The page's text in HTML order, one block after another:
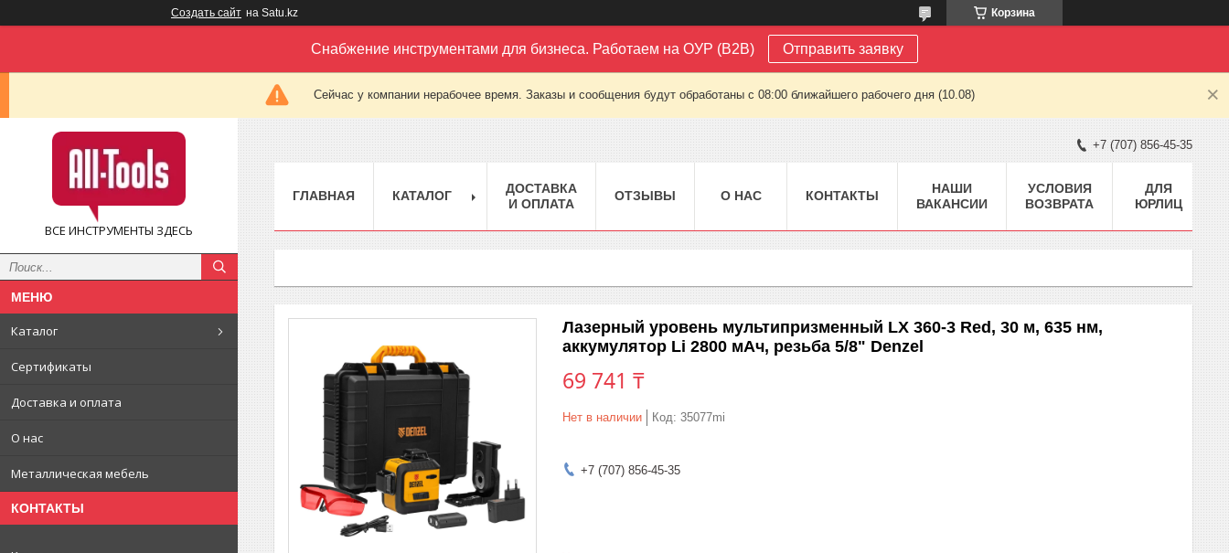
Создать сайт на Satu.kz Корзина
Снабжение инструментами для бизнеса. Работаем на ОУР (B2B) Отправить заявку
Сейчас у компании нерабочее время. Заказы и сообщения будут обработаны с 08:00 ближайшего рабочего дня (10.08)
ВСЕ ИНСТРУМЕНТЫ ЗДЕСЬ
Каталог
Сертификаты
Доставка и оплата
О нас
Металлическая мебель
КОНТАКТЫ
+7 (707) 856-45-35
ГЛАВНАЯ КАТАЛОГ
ДОСТАВКА
И ОПЛАТА
ОТЗЫВЫ О НАС КОНТАКТЫ
НАШИ
ВАКАНСИИ
УСЛОВИЯ
ВОЗВРАТА
ДЛЯ
ЮРЛИЦ
Лазерный уровень мультипризменный LX 360-3 Red, 30 м, 635 нм,
аккумулятор Li 2800 мАч, резьба 5/8" Denzel
69 741 ₸
Нет в наличии Код: 35077mi
+7 (707) 856-45-35